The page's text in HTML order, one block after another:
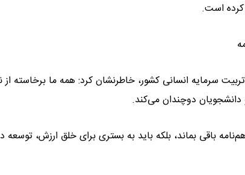
کرده است.
سرمایه انسانی کشور، خاطرنشان کرد: همه ما برخاسته از
دانشجویان دوچندان می‌کند.
باقی بماند، بلکه باید به بستری برای خلق ارزش،